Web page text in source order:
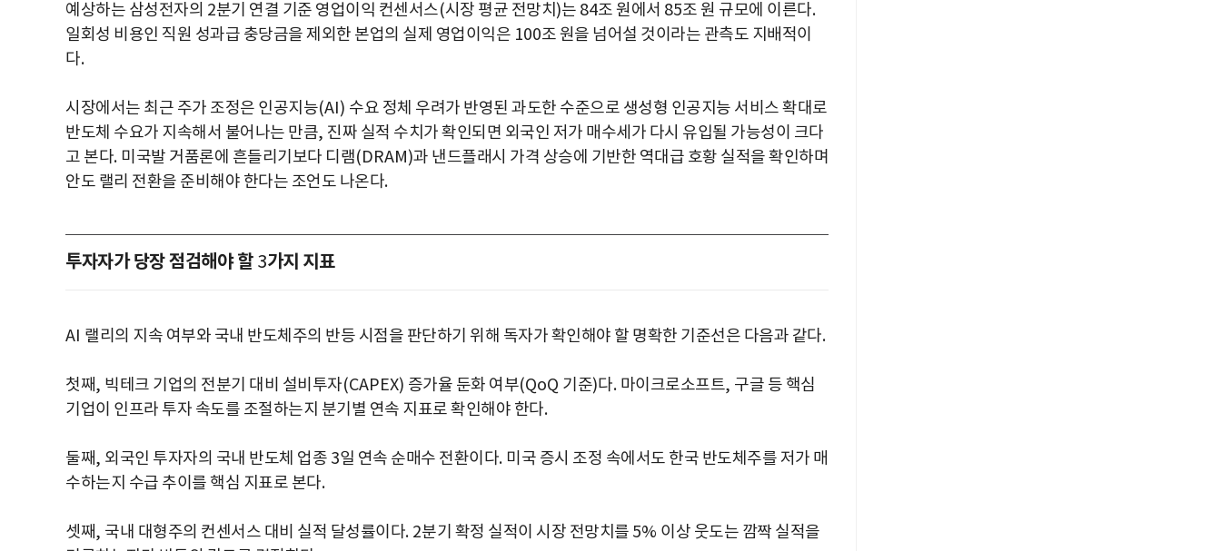
예상하는 삼성전자의 2분기 연결 기준 영업이익 컨센서스(시장 평균 전망치 )는 84조 원에서 85조 원 규모에 이른다.
일회성 비용인 직원 성과급 충당금을 제외한 본업의 실제 영업이익은 100조 원을 넘어설 것이라는 관측도 지배적이
다.
시장에서는 최근 주가 조정은 인공지능(AI) 수요 정체 우려가 반영된 과도한 수준으로 생성형 인공지능 서비스 확대로
반도체 수요가 지속해서 불어나는 만큼, 진짜 실적 수치가 확인되면 외국인 저가 매수세가 다시 유입될 가능성이 크다
고 본다. 미국발 거품론에 흔들리기보다 디램(DRAM)과 낸드플래시 가격 상승에 기반한 역대급 호황 실적을 확인하며
안도 랠리 전환을 준비해야 한다는 조언도 나온다.
투자자가 당장 점검해야 할 3가지 지표
AI 랠리의 지속 여부와 국내 반도체주의 반등 시점을 판단하기 위해 독자가 확인해야 할 명확한 기준선은 다음과 같다.
첫째, 빅테크 기업의 전분기 대비 설비투자(CAPEX) 증가율 둔화 여부(QoQ 기준)다. 마이크로소프트, 구글 등 핵심
기업이 인프라 투자 속도를 조절하는지 분기별 연속 지표로 확인해야 한다.
둘째, 외국인 투자자의 국내 반도체 업종 3일 연속 순매수 전환이다. 미국 증시 조정 속에서도 한국 반도체주를 저가 매
수하는지 수급 추이를 핵심 지표로 본다.
셋째, 국내 대형주의 컨센서스 대비 실적 달성률이다. 2분기 확정 실적이 시장 전망치를 5% 이상 웃도는 깜짝 실적을